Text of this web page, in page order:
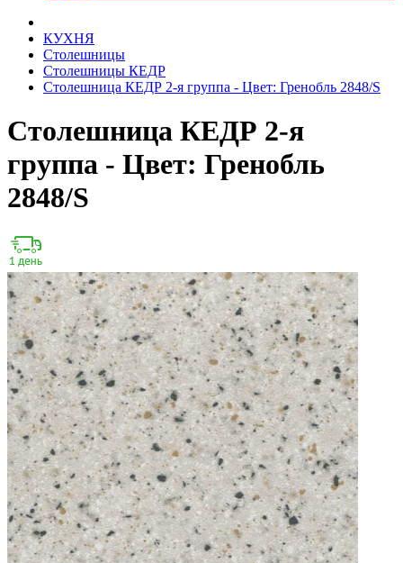
КУХНЯ
Столешницы
Столешницы КЕДР
Столешница КЕДР 2-я группа - Цвет: Гренобль 2848/S
Столешница КЕДР 2-я
группа - Цвет: Гренобль
2848/S